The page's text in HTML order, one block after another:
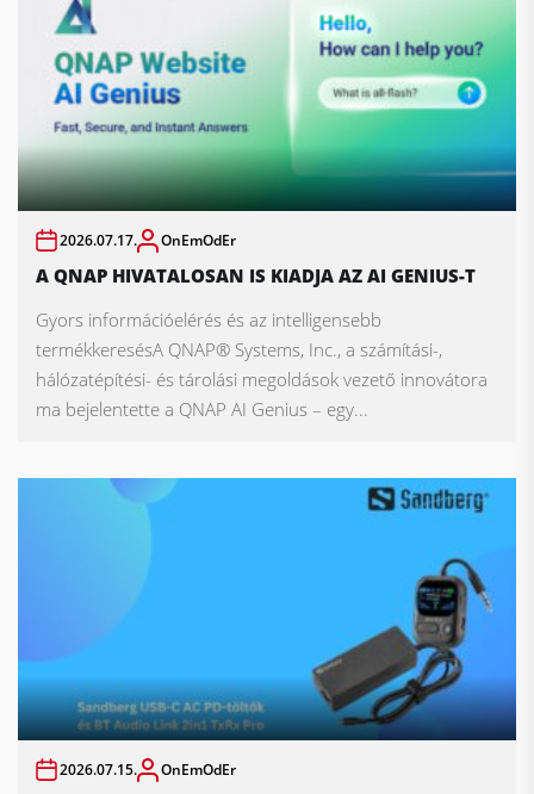
2026.07.17. OnEmOdEr
A QNAP HIVATALOSAN IS KIADJA AZ AI GENIUS-T
Gyors információelérés és az intelligensebb
termékkeresésA QNAP® Systems, Inc., a számítási-,
hálózatépítési- és tárolási megoldások vezető innovátora
ma bejelentette a QNAP AI Genius – egy...
2026.07.15. OnEmOdEr